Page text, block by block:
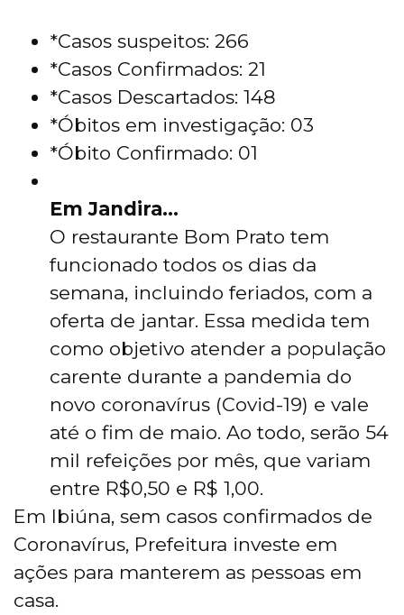
*Casos suspeitos: 266
*Casos Confirmados: 21
*Casos Descartados: 148
*Óbitos em investigação: 03
*Óbito Confirmado: 01
Em Jandira…
O restaurante Bom Prato tem
funcionado todos os dias da
semana, incluindo feriados, com a
oferta de jantar. Essa medida tem
como objetivo atender a população
carente durante a pandemia do
novo coronavírus (Covid-19) e vale
até o fim de maio. Ao todo, serão 54
mil refeições por mês, que variam
entre R$0,50 e R$ 1,00.
Em Ibiúna, sem casos confirmados de
Coronavírus, Prefeitura investe em
ações para manterem as pessoas em
casa.